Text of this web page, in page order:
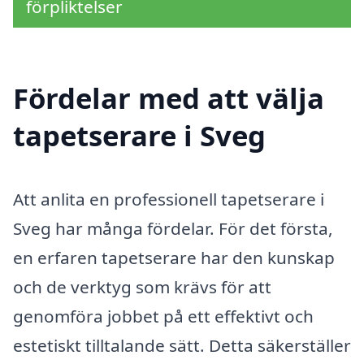
förpliktelser
Fördelar med att välja
tapetserare i Sveg
Att anlita en professionell tapetserare i
Sveg har många fördelar. För det första,
en erfaren tapetserare har den kunskap
och de verktyg som krävs för att
genomföra jobbet på ett effektivt och
estetiskt tilltalande sätt. Detta säkerställer